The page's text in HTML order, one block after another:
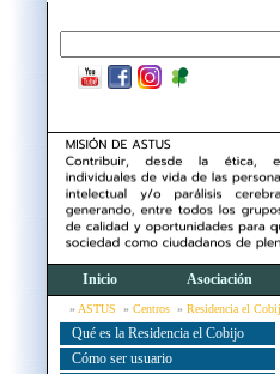
Inicio Asociación
ASTUS Centros Residencia el
Qué es la Residencia el Cobijo
Cómo ser usuario